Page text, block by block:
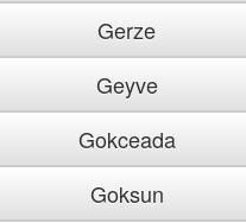
Gerze
Geyve
Gokceada
Goksun